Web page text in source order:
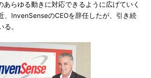
あらゆる動きに対応できるように広げていく
、InvenSenseのCEOを辞任したが、引き続
。